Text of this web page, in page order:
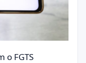
o FGTS